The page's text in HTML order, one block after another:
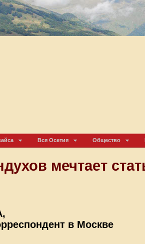
Вся Осетия Общество
мечтает
в Москве